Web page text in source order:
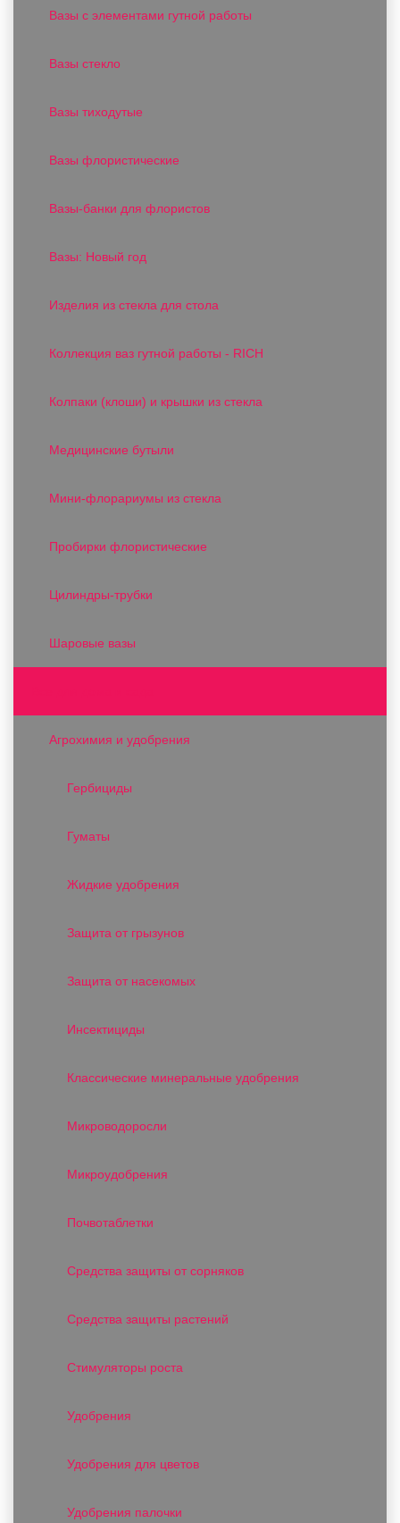
Вазы с элементами гутной работы
Вазы стекло
Вазы тиходутые
Вазы флористические
Вазы-банки для флористов
Вазы: Новый год
Изделия из стекла для стола
Коллекция ваз гутной работы - RICH
Колпаки (клоши) и крышки из стекла
Медицинские бутыли
Мини-флорариумы из стекла
Пробирки флористические
Цилиндры-трубки
Шаровые вазы
Агрохимия и удобрения
Гербициды
Гуматы
Жидкие удобрения
Защита от грызунов
Защита от насекомых
Инсектициды
Классические минеральные удобрения
Микроводоросли
Микроудобрения
Почвотаблетки
Средства защиты от сорняков
Средства защиты растений
Стимуляторы роста
Удобрения
Удобрения для цветов
Удобрения палочки